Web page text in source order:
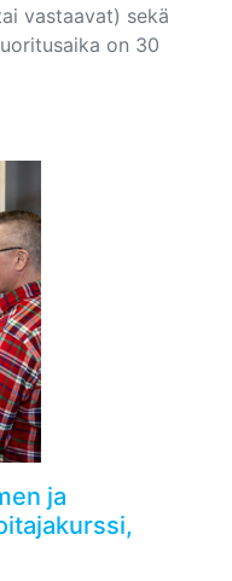
vastaavat) sekä
on 30
ja